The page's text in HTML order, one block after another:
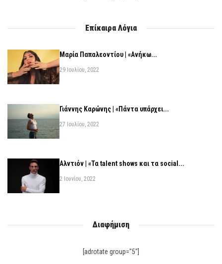
Επίκαιρα Λόγια
Μαρία Παπαλεοντίου | «Ανήκω...
29 Ιουλίου, 2022
Γιάννης Καρώνης | «Πάντα υπάρχει...
27 Ιουλίου, 2022
Αλντιόν | «Τα talent shows και τα social...
2 Ιουνίου, 2022
Διαφήμιση
[adrotate group="5"]